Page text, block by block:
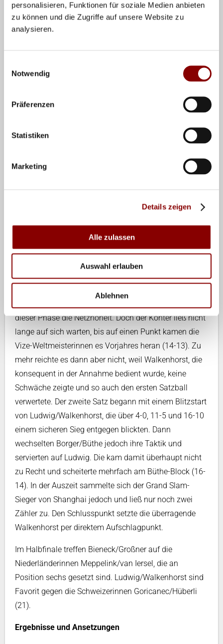
personalisieren, Funktionen für soziale Medien anbieten
zu können und die Zugriffe auf unsere Website zu
analysieren.
Notwendig
Präferenzen
Statistiken
Marketing
Details zeigen
Alle zulassen
Auswahl erlauben
Ablehnen
wenn mal zwei oder drei Bälle weggegangen sind, wir
wussten wie wir weitermachen. Und wir haben an
unseren Aufschlag geglaubt", sagte Großner
Ludwig/Walkenhorst und den an drei gesetzten
Borger/Büthe war mit Spannung erwartet worden. Den
besseren Start hatten Borger/Büthe, die die ersten zwei
Zähler machten. Dann übernahmen aber die EM-Dritten
dieser Phase die Netzhoheit. Doch der Konter ließ nicht
lange auf sich warten, bis auf einen Punkt kamen die
Vize-Weltmeisterinnen es Vorjahres heran (14-13). Zu
mehr reichte es dann aber nicht, weil Walkenhorst, die
konsequent in der Annahme bedient wurde, keine
Schwäche zeigte und so auch den ersten Satzball
verwertete. Der zweite Satz begann mit einem Blitzstart
von Ludwig/Walkenhorst, die über 4-0, 11-5 und 16-10
einem sicheren Sieg entgegen blickten. Dann
wechselten Borger/Büthe jedoch ihre Taktik und
servierten auf Ludwig. Die kam damit überhaupt nicht
zu Recht und scheiterte mehrfach am Büthe-Block (16-
14). In der Auszeit sammelte sich der Grand Slam-
Sieger von Shanghai jedoch und ließ nur noch zwei
Zähler zu. Den Schlusspunkt setzte die überragende
Walkenhorst per direktem Aufschlagpunkt.
Im Halbfinale treffen Bieneck/Großner auf die
Niederländerinnen Meppelink/van Iersel, die an
Position sechs gesetzt sind. Ludwig/Walkenhorst sind
Favorit gegen die Schweizerinnen Goricanec/Hüberli
(21).
Ergebnisse und Ansetzungen